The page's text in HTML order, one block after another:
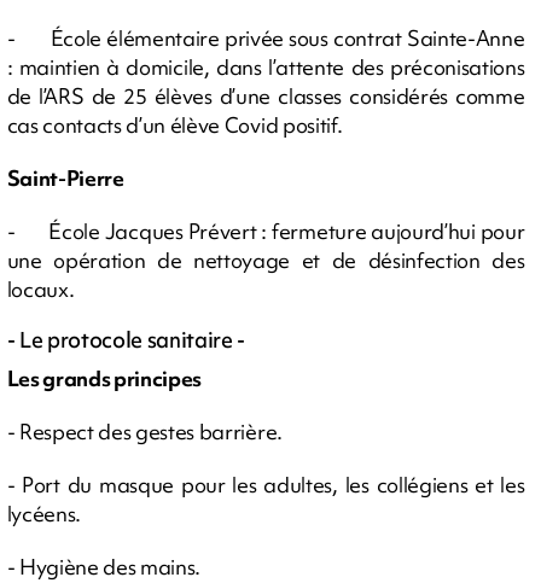
- École élémentaire privée sous contrat Sainte-Anne
: maintien à domicile, dans l’attente des préconisations
de l’ARS de 25 élèves d’une classes considérés comme
cas contacts d’un élève Covid positif.
Saint-Pierre
- École Jacques Prévert : fermeture aujourd’hui pour
une opération de nettoyage et de désinfection des
locaux.
- Le protocole sanitaire -
Les grands principes
- Respect des gestes barrière.
- Port du masque pour les adultes, les collégiens et les
lycéens.
- Hygiène des mains.